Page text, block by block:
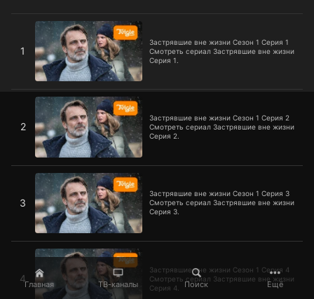
Главная ТВ-каналы Поиск Ещё
1
Застрявшие вне жизни Сезон 1 Серия 1
Смотреть сериал Застрявшие вне жизни
Серия 1.
Застрявшие вне жизни Сезон 1 Серия 1
2
Застрявшие вне жизни Сезон 1 Серия 2
Смотреть сериал Застрявшие вне жизни
Серия 2.
Застрявшие вне жизни Сезон 1 Серия 2
3
Застрявшие вне жизни Сезон 1 Серия 3
Смотреть сериал Застрявшие вне жизни
Серия 3.
Застрявшие вне жизни Сезон 1 Серия 3
4
Застрявшие вне жизни Сезон 1 Серия 4
Смотреть сериал Застрявшие вне жизни
Серия 4.
Застрявшие вне жизни Сезон 1 Серия 4